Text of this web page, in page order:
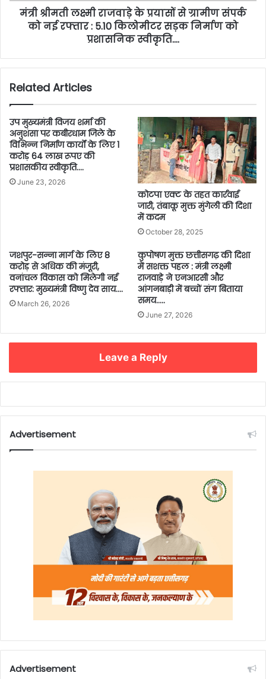
मंत्री श्रीमती लक्ष्मी राजवाड़े के प्रयासों से ग्रामीण संपर्क
को नई रफ्तार : 5.10 किलोमीटर सड़क निर्माण को
प्रशासनिक स्वीकृति….
Related Articles
उप मुख्यमंत्री विजय शर्मा की
अनुशंसा पर कबीरधाम जिले के
विभिन्न निर्माण कार्यों के लिए 1
करोड़ 64 लाख रूपए की
प्रशासकीय स्वीकृति….
June 23, 2026
कोटपा एक्ट के तहत कार्रवाई
जारी, तंबाकू मुक्त मुंगेली की दिशा
में कदम
October 28, 2025
जशपुर-सन्ना मार्ग के लिए 8
करोड़ से अधिक की मंजूरी,
वनांचल विकास को मिलेगी नई
रफ्तार: मुख्यमंत्री विष्णु देव साय….
March 26, 2026
कुपोषण मुक्त छत्तीसगढ़ की दिशा
में सशक्त पहल : मंत्री लक्ष्मी
राजवाड़े ने एनआरसी और
आंगनबाड़ी में बच्चों संग बिताया
समय…..
June 27, 2026
Leave a Reply
Advertisement
Advertisement